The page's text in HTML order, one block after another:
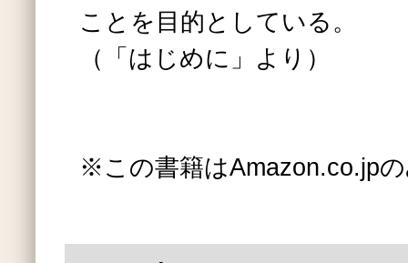
ことを目的としている。
（「はじめに」より）
※この書籍はAmazon.co.jp